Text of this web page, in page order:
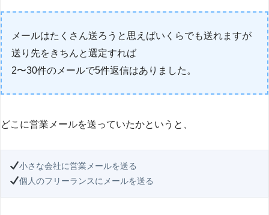
メールはたくさん送ろうと思えばいくらでも送れますが
送り先をきちんと選定すれば
2〜30件のメールで5件返信はありました。
どこに営業メールを送っていたかというと、
個人のフリーランスにメールを送る